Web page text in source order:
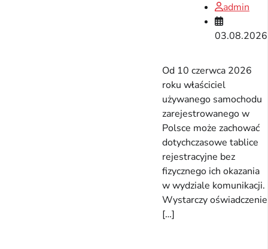
admin
03.08.2026
Od 10 czerwca 2026
roku właściciel
używanego samochodu
zarejestrowanego w
Polsce może zachować
dotychczasowe tablice
rejestracyjne bez
fizycznego ich okazania
w wydziale komunikacji.
Wystarczy oświadczenie
[…]